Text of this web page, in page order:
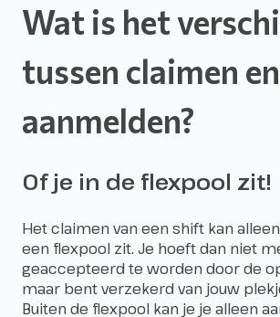
Wat is het
tussen claimen en
aanmelden?
Of je in de flexpool zit!
Het claimen van een shift kan
een flexpool zit. Je hoeft dan niet
geaccepteerd te worden door de
maar bent verzekerd van jouw
Buiten de flexpool kan je je alleen